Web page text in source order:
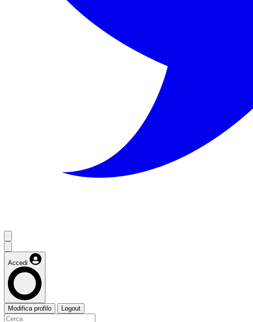
Accedi
Modifica profilo Logout